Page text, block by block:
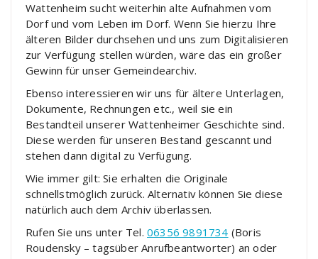
Wattenheim sucht weiterhin alte Aufnahmen vom
Dorf und vom Leben im Dorf. Wenn Sie hierzu Ihre
älteren Bilder durchsehen und uns zum Digitalisieren
zur Verfügung stellen würden, wäre das ein großer
Gewinn für unser Gemeindearchiv.
Ebenso interessieren wir uns für ältere Unterlagen,
Dokumente, Rechnungen etc., weil sie ein
Bestandteil unserer Wattenheimer Geschichte sind.
Diese werden für unseren Bestand gescannt und
stehen dann digital zu Verfügung.
Wie immer gilt: Sie erhalten die Originale
schnellstmöglich zurück. Alternativ können Sie diese
natürlich auch dem Archiv überlassen.
Rufen Sie uns unter Tel. 06356 9891734 (Boris
Roudensky – tagsüber Anrufbeantworter) an oder